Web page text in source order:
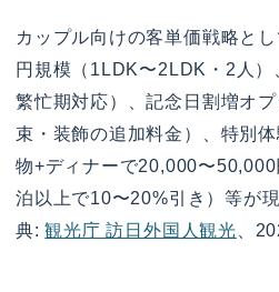
カップル向けの客単価戦略と
円規模（1LDK〜2LDK・2人
繁忙期対応）、記念日割増オ
束・装飾の追加料金）、特別
物+ディナーで20,000〜
泊以上で10〜20%引き）等が
典:観光庁 訪日外国人観光 、